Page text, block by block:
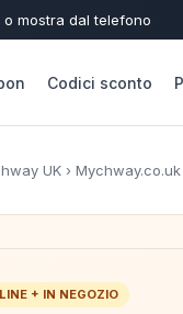
o mostra dal telefono
Codici sconto
UK ›
+ IN NEGOZIO